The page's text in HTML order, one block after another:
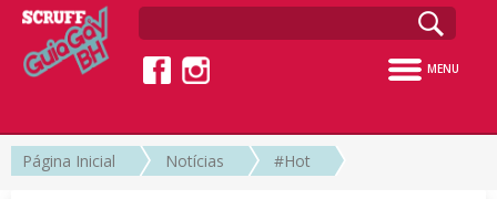
MENU
Página Inicial Notícias #Hot